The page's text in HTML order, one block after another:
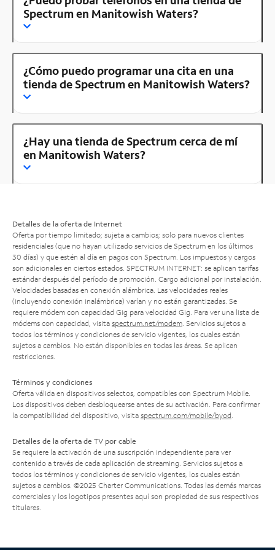
Spectrum en Manitowish Waters?
¿Cómo puedo programar una cita en una
tienda de Spectrum en Manitowish Waters?
¿Hay una tienda de Spectrum cerca de mí
en Manitowish Waters?
Detalles de la oferta de Internet
Oferta por tiempo limitado; sujeta a cambios; solo para nuevos clientes
residenciales (que no hayan utilizado servicios de Spectrum en los últimos
30 días) y que estén al día en pagos con Spectrum. Los impuestos y cargos
son adicionales en ciertos estados. SPECTRUM INTERNET: se aplican tarifas
estándar después del período de promoción. Cargo adicional por instalación.
Velocidades basadas en conexión alámbrica. Las velocidades reales
(incluyendo conexión inalámbrica) varían y no están garantizadas. Se
requiere módem con capacidad Gig para velocidad Gig. Para ver una lista de
módems con capacidad, visita spectrum.net/modem . Servicios sujetos a
todos los términos y condiciones de servicio vigentes, los cuales están
sujetos a cambios. No están disponibles en todas las áreas. Se aplican
restricciones.
Términos y condiciones
Oferta válida en dispositivos selectos, compatibles con Spectrum Mobile.
Los dispositivos deben desbloquearse antes de su activación. Para confirmar
la compatibilidad del dispositivo, visita spectrum.com/mobile/byod
Detalles de la oferta de TV por cable
Se requiere la activación de una suscripción independiente para ver
contenido a través de cada aplicación de streaming. Servicios sujetos a
todos los términos y condiciones de servicio vigentes, los cuales están
sujetos a cambios. ©2025 Charter Communications. Todas las demás marcas
comerciales y los logotipos presentes aquí son propiedad de sus respectivos
titulares.